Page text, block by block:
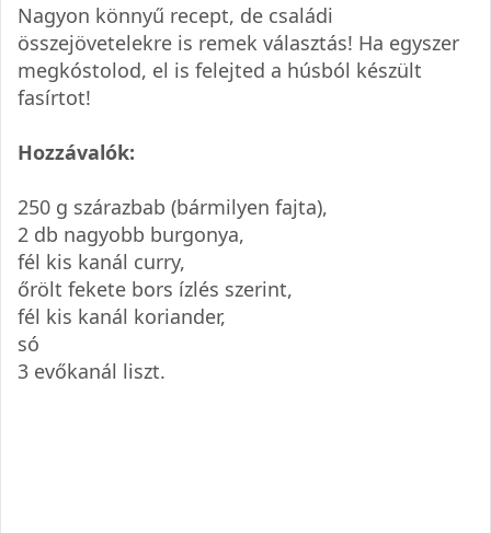
Nagyon könnyű recept, de családi
összejövetelekre is remek választás! Ha egyszer
megkóstolod, el is felejted a húsból készült
fasírtot!
Hozzávalók:
250 g szárazbab (bármilyen fajta),
2 db nagyobb burgonya,
fél kis kanál curry,
őrölt fekete bors ízlés szerint,
fél kis kanál koriander,
só
3 evőkanál liszt.